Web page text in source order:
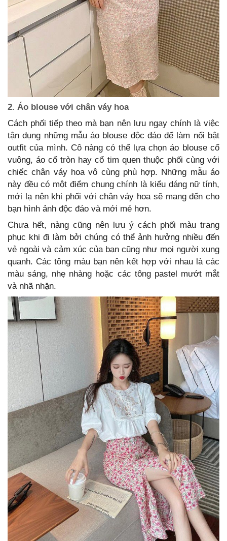
2. Áo blouse với chân váy hoa
Cách phối tiếp theo mà bạn nên lưu ngay chính là việc
tận dụng những mẫu áo blouse độc đáo để làm nổi bật
outfit của mình. Cô nàng có thể lựa chọn áo blouse cổ
vuông, áo cổ tròn hay cổ tim quen thuộc phối cùng với
chiếc chân váy hoa vô cùng phù hợp. Những mẫu áo
này đều có một điểm chung chính là kiểu dáng nữ tính,
mới lạ nên khi phối với chân váy hoa sẽ mang đến cho
bạn hình ảnh độc đáo và mới mẻ hơn.
Chưa hết, nàng cũng nên lưu ý cách phối màu trang
phục khi đi làm bởi chúng có thể ảnh hưởng nhiều đến
vẻ ngoài và cảm xúc của bạn cũng như mọi người xung
quanh. Các tông màu bạn nên kết hợp với nhau là các
màu sáng, nhẹ nhàng hoặc các tông pastel mướt mắt
và nhã nhặn.